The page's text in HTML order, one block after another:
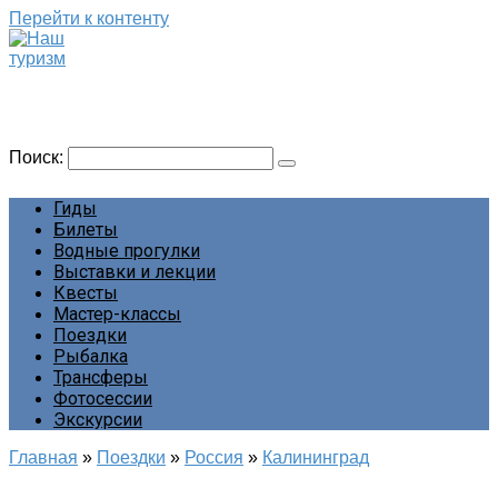
Перейти к контенту
Поиск:
Гиды
Билеты
Водные прогулки
Выставки и лекции
Квесты
Мастер-классы
Поездки
Рыбалка
Трансферы
Фотосессии
Экскурсии
Главная » Поездки » Россия » Калининград